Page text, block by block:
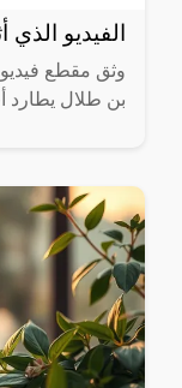
الفيديو
وثق مقطع فيديو
بن طلال يطارد